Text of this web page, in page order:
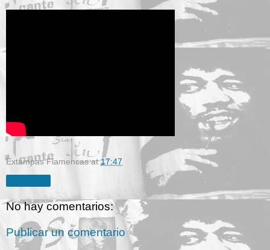
Extampas Flamencas at17:47
No hay comentarios:
Publicar un comentario